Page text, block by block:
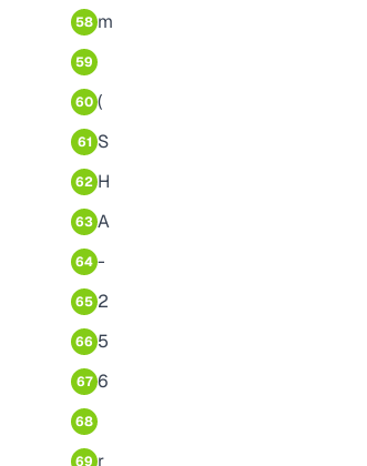
58 m
59
60 (
61 S
62 H
63 A
64 -
65 2
66 5
67 6
68
69 r